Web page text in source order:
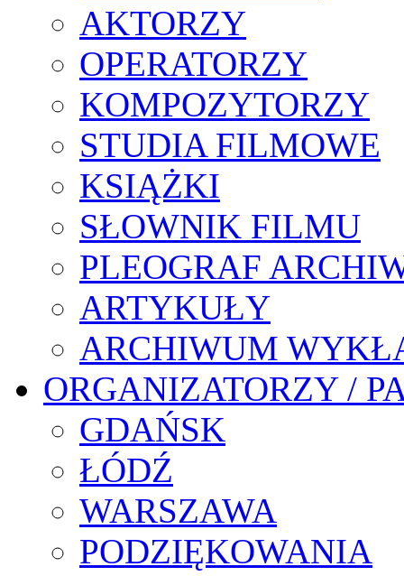
AKTORZY
OPERATORZY
KOMPOZYTORZY
STUDIA FILMOWE
KSIĄŻKI
SŁOWNIK FILMU
PLEOGRAF
ARTYKUŁY
ARCHIWUM
ORGANIZATORZY /
GDAŃSK
ŁÓDŹ
WARSZAWA
PODZIĘKOWANIA